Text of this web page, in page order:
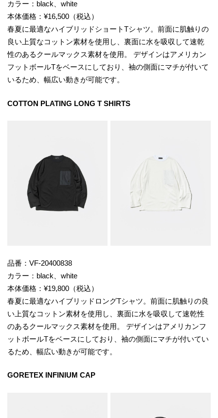
カラー：black、white
本体価格：¥16,500（税込）
春夏に最適なハイブリッドショートTシャツ。前面に肌触りの
良い上質なコットン素材を使用し、裏面に水を吸収して速乾
性のあるクールマックス素材を使用。 デザインはアメリカン
フットボールTをベースにしており、袖の側面にマチが付いて
いるため、幅広い動きが可能です。
COTTON PLATING LONG T SHIRTS
品番：VF-20400838
カラー：black、white
本体価格：¥19,800（税込）
春夏に最適なハイブリッドロングTシャツ。前面に肌触りの良
い上質なコットン素材を使用し、裏面に水を吸収して速乾性
のあるクールマックス素材を使用。 デザインはアメリカンフ
ットボールTをベースにしており、袖の側面にマチが付いてい
るため、幅広い動きが可能です。
GORETEX INFINIUM CAP